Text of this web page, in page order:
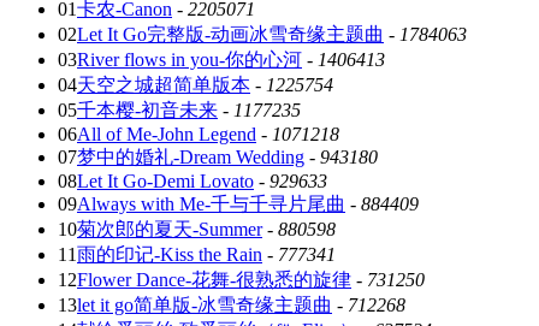
01卡农-Canon - 2205071
02Let It Go完整版-动画冰雪奇缘主题曲 - 1784063
03River flows in you-你的心河 - 1406413
04天空之城超简单版本 - 1225754
05千本樱-初音未来 - 1177235
06All of Me-John Legend - 1071218
07梦中的婚礼-Dream Wedding - 943180
08Let It Go-Demi Lovato - 929633
09Always with Me-千与千寻片尾曲 - 884409
10菊次郎的夏天-Summer- 880598
11雨的印记-Kiss the Rain - 777341
12Flower Dance-花舞-很熟悉的旋律 - 731250
13let it go简单版-冰雪奇缘主题曲 - 712268